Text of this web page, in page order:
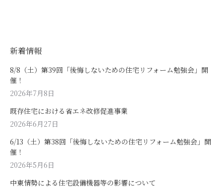
新着情報
8/8（土）第39回「後悔しないための住宅リフォーム勉強会」開
催！
2026年7月8日
既存住宅における省エネ改修促進事業
2026年6月27日
6/13（土）第38回「後悔しないための住宅リフォーム勉強会」開
催！
2026年5月6日
中東情勢による住宅設備機器等の影響について